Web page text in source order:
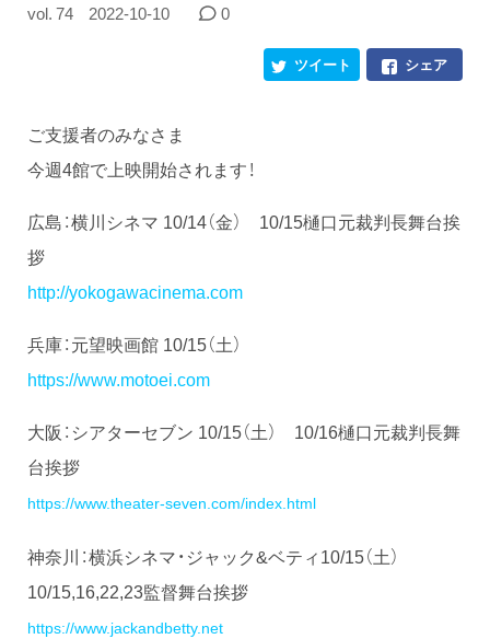
vol. 74 2022-10-10 0
シェア
ツイート
ご支援者のみなさま
今週4館で上映開始されます！
広島：横川シネマ 10/14（金） 10/15樋口元裁判長舞台挨
拶
http://yokogawacinema.com
兵庫：元望映画館 10/15（土）
https://www.motoei.com
大阪：シアターセブン 10/15（土） 10/16樋口元裁判長舞
台挨拶
https://www.theater-seven.com/index.html
神奈川：横浜シネマ・ジャック&ベティ10/15（土）
10/15,16,22,23監督舞台挨拶
https://www.jackandbetty.net